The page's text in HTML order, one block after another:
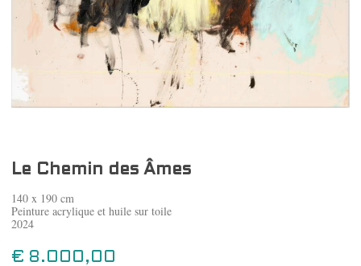
Le Chemin des Âmes
140 x 190 cm
Peinture acrylique et huile sur toile
2024
€ 8.000,00